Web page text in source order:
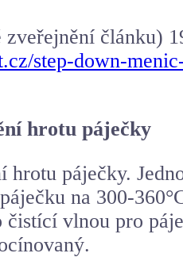
zveřejnění článku)
step-down-
hrotu páječky
hrotu páječky.
na 300-
čistící vlnou pro